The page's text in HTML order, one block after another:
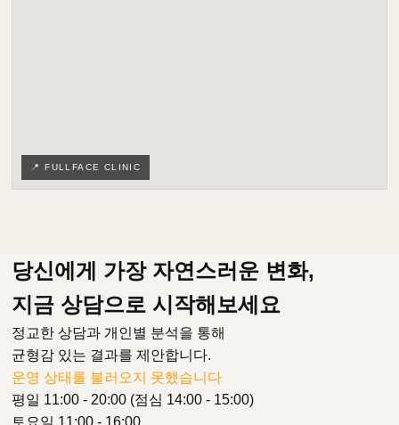
📍 FULLFACE CLINIC
당신에게 가장 자연스러운 변화,
지금 상담으로 시작해보세요
정교한 상담과 개인별 분석을 통해
균형감 있는 결과를 제안합니다.
운영 상태를 불러오지 못했습니다
평일 11:00 - 20:00 (점심 14:00 - 15:00)